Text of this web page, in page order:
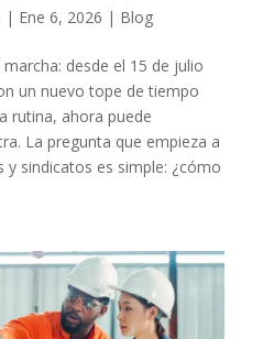
| Ene 6, 2026 | Blog
desde el 15 de julio
un nuevo tope de tiempo
rutina, ahora puede
La pregunta que empieza a
sindicatos es simple: ¿cómo